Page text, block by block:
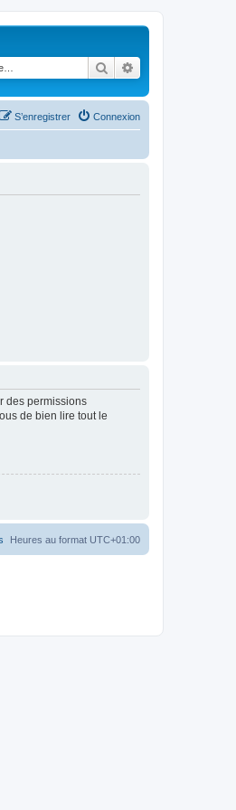
Rechercher
Connexion
S’enregistrer
des permissions
de bien lire tout le
Heures au format UTC+01:00